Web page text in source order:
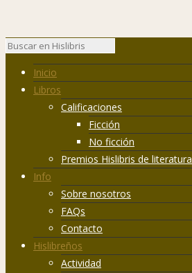
Inicio
Libros
Calificaciones
Ficción
No ficción
Premios Hislibris de
Info
Sobre nosotros
FAQs
Contacto
Hislibreños
Actividad